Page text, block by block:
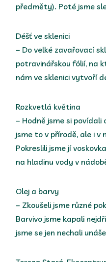
předměty). Poté jsme
Déšť ve sklenici
– Do velké zavařovací
potravinářskou fólií, na
nám ve sklenici vytvoří
Rozkvetlá květina
– Hodně jsme si
jsme to v přírodě, ale i
Pokreslili jsme jí
na hladinu vody v
Olej a barvy
– Zkoušeli jsme různé
Barvivo jsme kapali
jsme se jen nechali